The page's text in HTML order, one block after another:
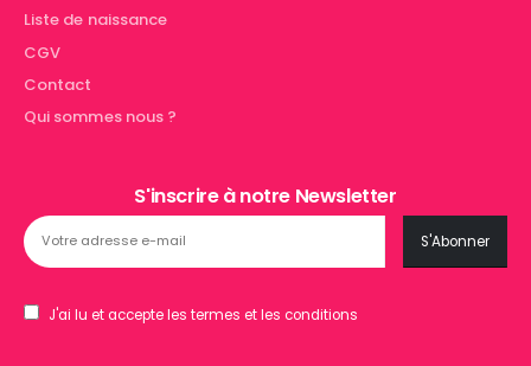
Liste de naissance
CGV
Contact
Qui sommes nous ?
S'inscrire à notre Newsletter
J'ai lu et accepte les termes et les conditions